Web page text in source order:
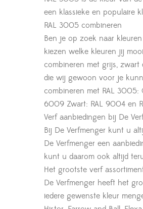
een klassieke en populaire
RAL 3005 combineren
Ben je op zoek naar
kiezen welke kleuren jij
combineren met grijs,
die wij gewoon voor je
combineren met RAL 3005:
6009 Zwart: RAL 9004 en
Verf aanbiedingen bij De
Bij De Verfmenger kunt u
De Verfmenger een
kunt u daarom ook altijd
Het grootste verf
De Verfmenger heeft het
iedere gewenste kleur